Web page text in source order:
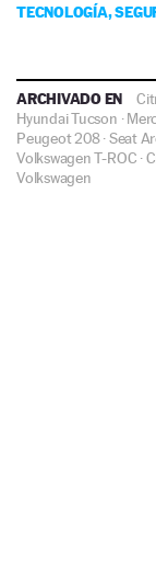
TECNOLOGÍA,
ARCHIVADO EN
Hyundai Tucson ·
Peugeot 208·Seat
Volkswagen T-ROC ·
Volkswagen